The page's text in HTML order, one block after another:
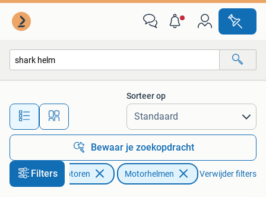
Alle afstanden…
Sorteer op
Bewaar je zoekopdracht
Filters Motoren Motorhelmen Verwijder filters